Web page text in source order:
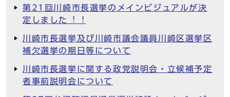
第21回川崎市長選挙のメインビジュアルが決
定しました︕︕
川崎市長選挙及び川崎市議会議員川崎区選挙区
補欠選挙の期日等について
川崎市長選挙に関する政党説明会・立候補予定
者事前説明会について